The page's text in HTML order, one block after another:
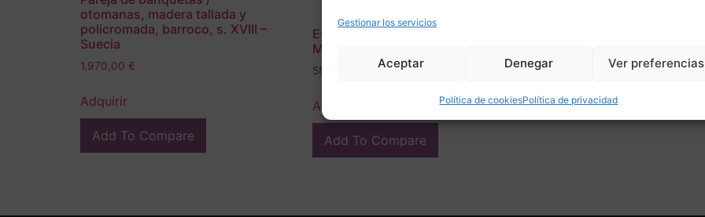
Gestionar los servicios
Aceptar Denegar Ver preferencias
Política de cookiesPolítica de privacidad
otomanas, madera tallada y
policromada, barroco, s. XVIII –
Suecia
1.970,00 €
Adquirir
Add To Compare
Escabel capitoné, cuero marrón,
Mid-century, 70’s – Francia
585,00
Adquirir
Add To Compare